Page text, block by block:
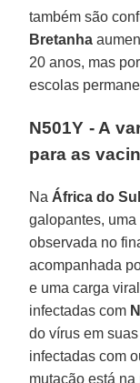
também são
Bretanha
20 anos, mas
escolas
N501Y - A
para as
Na África do Sul
galopantes, uma
observada no
acompanhada
e uma carga
infectadas com
do vírus em
infectadas com
mutação está